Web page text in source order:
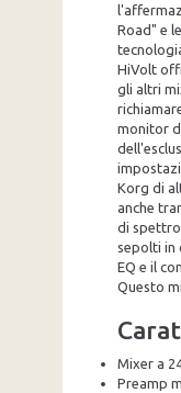
Road" e
HiVolt
gli altri
monitor
Korg di
anche
di spettro
sepolti in
EQ e il
Questo
Mixer a
Preamp